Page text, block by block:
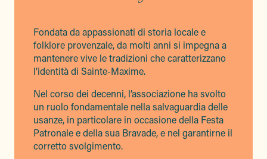
Fondata da appassionati di storia locale e
folklore provenzale, da molti anni si impegna a
mantenere vive le tradizioni che caratterizzano
l’identità di Sainte-Maxime.
Nel corso dei decenni, l’associazione ha svolto
un ruolo fondamentale nella salvaguardia delle
usanze, in particolare in occasione della Festa
Patronale e della sua Bravade, e nel garantirne il
corretto svolgimento.